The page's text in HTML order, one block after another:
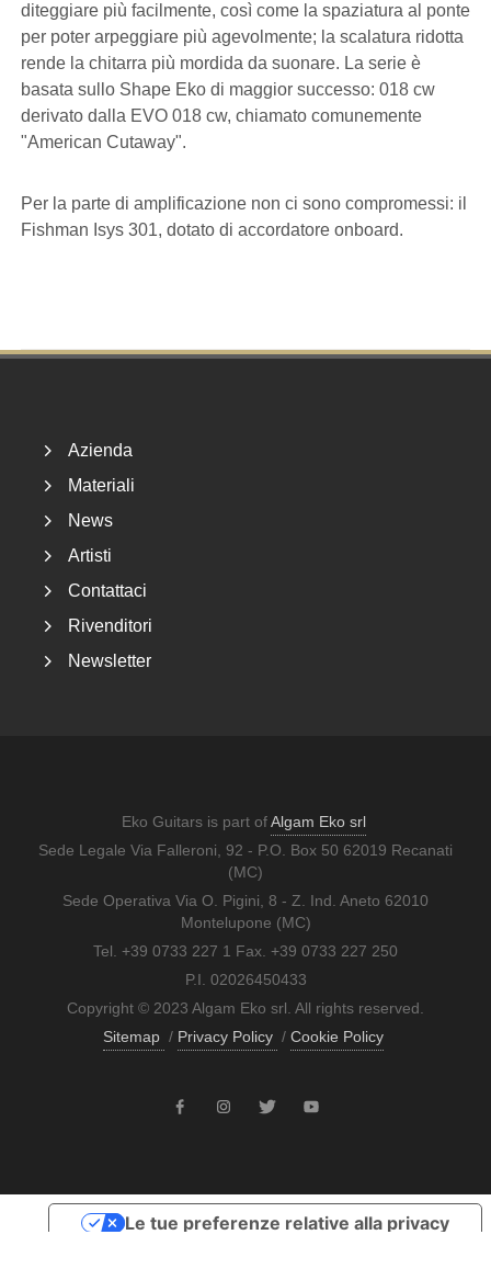
diteggiare più facilmente, così come la spaziatura al ponte
per poter arpeggiare più agevolmente; la scalatura ridotta
rende la chitarra più mordida da suonare. La serie è
basata sullo Shape Eko di maggior successo: 018 cw
derivato dalla EVO 018 cw, chiamato comunemente
"American Cutaway".
Per la parte di amplificazione non ci sono compromessi: il
Fishman Isys 301, dotato di accordatore onboard.
Azienda
Materiali
News
Artisti
Contattaci
Rivenditori
Newsletter
Eko Guitars is part ofAlgam Eko srl
Sede Legale Via Falleroni, 92 - P.O. Box 50 62019 Recanati
(MC)
Sede Operativa Via O. Pigini, 8 - Z. Ind. Aneto 62010
Montelupone (MC)
Tel. +39 0733 227 1 Fax. +39 0733 227 250
P.I. 02026450433
Copyright © 2023 Algam Eko srl. All rights reserved.
Sitemap / Privacy Policy / Cookie Policy
Le tue preferenze relative alla privacy